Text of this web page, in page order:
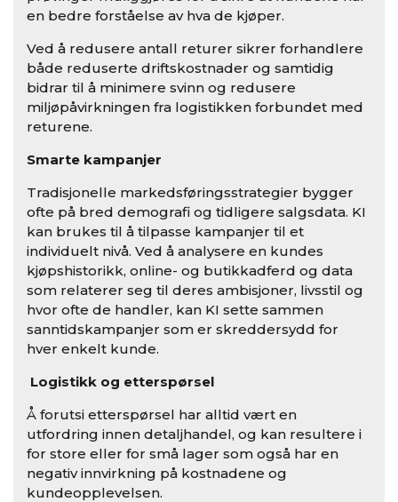
en bedre forståelse av hva de kjøper.
Ved å redusere antall returer sikrer forhandlere
både reduserte driftskostnader og samtidig
bidrar til å minimere svinn og redusere
miljøpåvirkningen fra logistikken forbundet med
returene.
Smarte kampanjer
Tradisjonelle markedsføringsstrategier bygger
ofte på bred demografi og tidligere salgsdata. KI
kan brukes til å tilpasse kampanjer til et
individuelt nivå. Ved å analysere en kundes
kjøpshistorikk, online- og butikkadferd og data
som relaterer seg til deres ambisjoner, livsstil og
hvor ofte de handler, kan KI sette sammen
sanntidskampanjer som er skreddersydd for
hver enkelt kunde.
Logistikk og etterspørsel
Å forutsi etterspørsel har alltid vært en
utfordring innen detaljhandel, og kan resultere i
for store eller for små lager som også har en
negativ innvirkning på kostnadene og
kundeopplevelsen.